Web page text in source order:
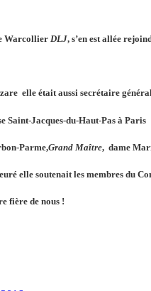
Warcollier DLJ, s’en est allée
elle était aussi secrétaire
Saint-Jacques-du-Haut-Pas à Paris
Parme,Grand Maître, dame
elle soutenait les membres du
fière de nous !